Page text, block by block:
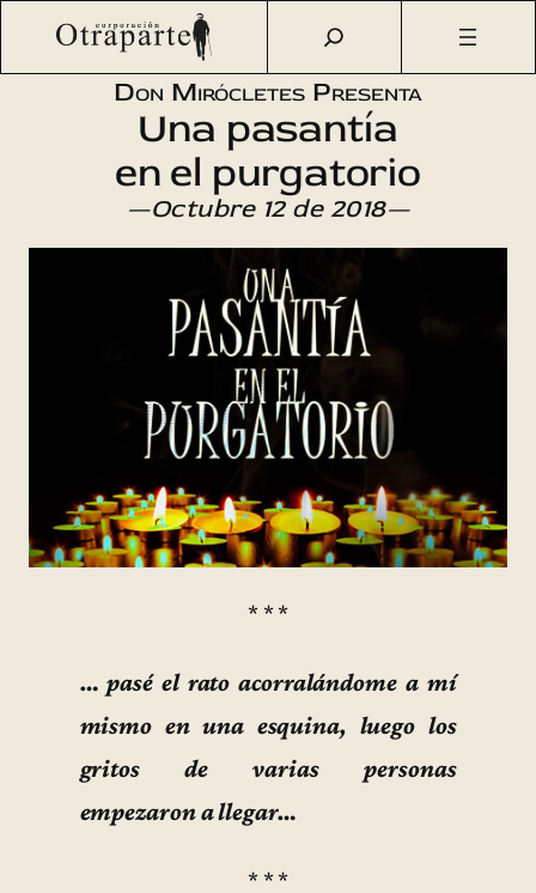
Saltar
Otraparte.org/Agenda Cultural Teatro
«Una pasantía
en el purgatorio» por Corporación Don Mirócletes
Don Mirócletes Presenta
Una pasantía
en el purgatorio
—Octubre 12 de 2018—
* * *
… pasé el rato acorralándome a mí
mismo en una esquina, luego los
gritos de varias personas
empezaron a llegar…
* * *